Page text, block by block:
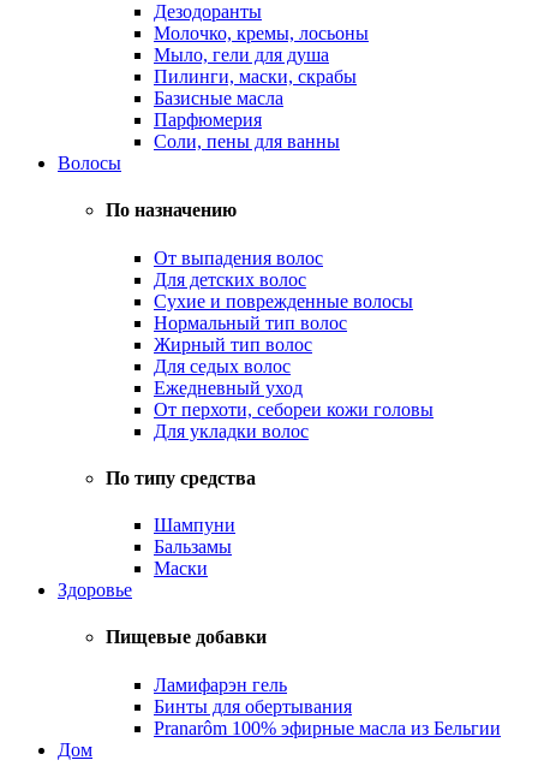
Дезодоранты
Молочко, кремы, лосьоны
Мыло, гели для душа
Пилинги, маски, скрабы
Базисные масла
Парфюмерия
Соли, пены для ванны
Волосы
По назначению
От выпадения волос
Для детских волос
Сухие и поврежденные волосы
Нормальный тип волос
Жирный тип волос
Для седых волос
Ежедневный уход
От перхоти, себореи кожи головы
Для укладки волос
По типу средства
Шампуни
Бальзамы
Маски
Здоровье
Пищевые добавки
Ламифарэн гель
Бинты для обертывания
Pranarôm 100% эфирные масла из Бельгии
Дом